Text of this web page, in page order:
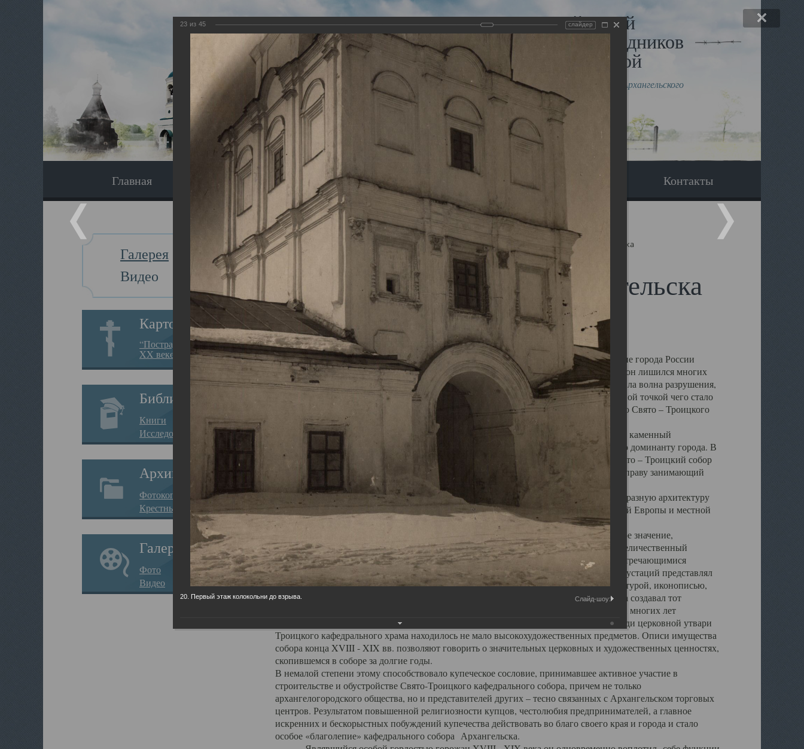
Виртуальный музей
Новомучеников и исповедников
Земли Архангельской
Сайт создан по благословлению митрополита Архангельского
и Холмогорского Даниила
Главная Экскурсия Наследники Контакты
Галерея
Видео
Картотека
“Пострадавшие за веру в
XX веке на Севере”
Библиотека
Книги
Исследования
Архив
Фотокопии дел
Крестные ходы
Галерея
Фото
Видео
Главная Галерея Храмы-мученики Архангельска Свято-Троицкий собор Архангельска
Свято-Троицкий собор Архангельска
Свято-Троицкий собор Архангельска
23.12.2015
Сегодня мы можем говорить, что Архангельск в большей мере, чем другие губернские города России
пострадал от целенаправленных систематических разрушений, в результате которых он лишился многих
выдающихся памятников архитектуры. Больше всего по старому Архангельску ударила волна разрушения,
вызванная борьбой с религией, набравшая особую силу в конце 20 –х годов. Отправной точкой чего стало
разрушение православного центра архангельской губернии - ансамбля кафедрального Свято – Троицкого
собора Архангельска.
Возникнув в начале XVIII века в центре Архангельска, величественный каменный
двухэтажный Троицкий собор, сразу превратился в зрительную и градостроительную доминанту города. В
XVIII веке по масштабам ему не было равных на Севере. Вплоть до разрушения Свято – Троицкий собор
оставался самым высоким и значительным из городских строений Архангельска, по праву занимающий
второе место, после гостиных дворов, в градостроительной картине Архангельска.
Один из самых больших и светлых соборов России воплотил в себе яркую и своеобразную архитектуру
портового города с отраженными в ней архитектурными течениями России, Западной Европы и местной
архангелогородской школы церковного зодчества.
Масштабность, благолепие и богатство собора, вполне оправдывали его кафедральное значение,
заслуженно выделяя из многочисленных культовых построек города. Обширный и величественный
иконостас украшенный колоннами ионического стиля, с единственными нигде не встречающимися
царскими вратами, изящным фронтоном и множеством резных, символических инкрустаций представлял
собой поистине художественную ценность. В совокупности же с живописью, скульптурой, иконописью,
шитьем, многочисленными предметами церковной утвари интерьер Троицкого храма создавал тот
неповторимый красочный ансамбль декоративного убранства собора, на протяжении многих лет
поражающий воображение своих посетителей. В соборной ризнице, библиотеке, среди церковной утвари
Троицкого кафедрального храма находилось не мало высокохудожественных предметов. Описи имущества
собора конца XVIII - XIX вв. позволяют говорить о значительных церковных и художественных ценностях,
скопившемся в соборе за долгие годы.
В немалой степени этому способствовало купеческое сословие, принимавшее активное участие в
строительстве и обустройстве Свято-Троицкого кафедрального собора, причем не только
архангелогородского общества, но и представителей других – тесно связанных с Архангельском торговых
центров. Результатом повышенной религиозности купцов, честолюбия предпринимателей, а главное
искренних и бескорыстных побуждений купечества действовать во благо своего края и города и стало
особое «благолепие» кафедрального собора Архангельска.
23 из 45 слайдер
20. Первый этаж колокольни до взрыва. Слайд-шоу: